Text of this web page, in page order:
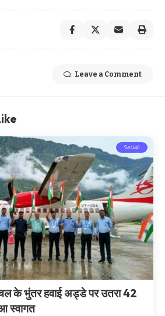
Leave a Comment
Social
के भुंतर हवाई अड्डे पर उतरा 42
स्वागत